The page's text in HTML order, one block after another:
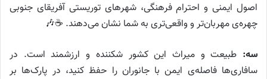
اصول ایمنی و احترام فرهنگی، شهرهای توریستی آفریقای جنوبی
چهره‌ی مهربان‌تر و واقعی‌تری به شما نشان می‌دهند. ☕️🎶
سه: طبیعت و میراث این کشور شکننده و ارزشمند است. در
سافاری‌ها فاصله‌ی ایمن با جانوران را حفظ کنید، در پارک‌ها بر